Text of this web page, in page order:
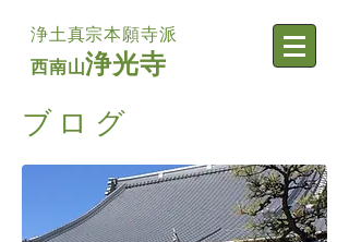
浄土真宗本願寺派
西南山浄光寺
​ブログ